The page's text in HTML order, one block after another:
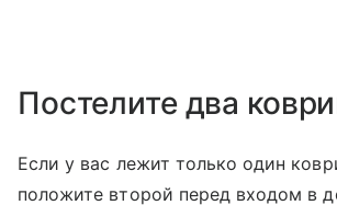
Постелите два
Если у вас лежит только один
положите второй перед входом в